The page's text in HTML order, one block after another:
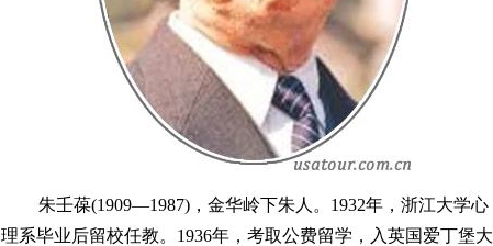
朱壬葆(1909—1987)，金华岭下朱人。1932年，浙江大学心
理系毕业后留校任教。1936年，考取公费留学，入英国爱丁堡大